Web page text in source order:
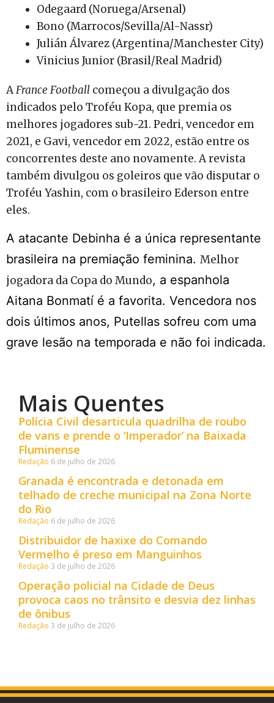
Odegaard (Noruega/Arsenal)
Bono (Marrocos/Sevilla/Al-Nassr)
Julián Álvarez (Argentina/Manchester City)
Vinicius Junior (Brasil/Real Madrid)
AFrance Football começou a divulgação dos
indicados pelo Troféu Kopa, que premia os
melhores jogadores sub-21. Pedri, vencedor em
2021, e Gavi, vencedor em 2022, estão entre os
concorrentes deste ano novamente. A revista
também divulgou os goleiros que vão disputar o
Troféu Yashin, com o brasileiro Ederson entre
eles.
A atacante Debinha é a única representante
brasileira na premiação feminina. Melhor
jogadora da Copa do Mundo, a espanhola
Aitana Bonmatí é a favorita. Vencedora nos
dois últimos anos, Putellas sofreu com uma
grave lesão na temporada e não foi indicada.
Mais Quentes
Polícia Civil desarticula quadrilha de roubo
de vans e prende o ‘Imperador’ na Baixada
Fluminense
Redação 6 de julho de 2026
Granada é encontrada e detonada em
telhado de creche municipal na Zona Norte
do Rio
Redação 6 de julho de 2026
Distribuidor de haxixe do Comando
Vermelho é preso em Manguinhos
Redação 3 de julho de 2026
Operação policial na Cidade de Deus
provoca caos no trânsito e desvia dez linhas
de ônibus
Redação 3 de julho de 2026